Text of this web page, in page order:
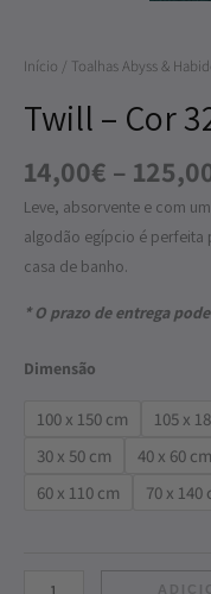
Início / Toalhas Abyss &
Twill – Cor
14,00€ –
Leve, absorvente e com
algodão egípcio é perfeita
casa de banho.
* O prazo de entrega
Dimensão
100 x 150 cm 105 x
30 x 50 cm
40 x 60 cm
60 x 110 cm
70 x 140